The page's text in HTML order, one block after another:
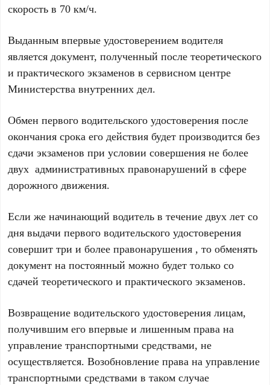
скорость в 70 км/ч.
Выданным впервые удостоверением водителя
является документ, полученный после теоретического
и практического экзаменов в сервисном центре
Министерства внутренних дел.
Обмен первого водительского удостоверения после
окончания срока его действия будет производится без
сдачи экзаменов при условии совершения не более
двух административных правонарушений в сфере
дорожного движения.
Если же начинающий водитель в течение двух лет со
дня выдачи первого водительского удостоверения
совершит три и более правонарушения , то обменять
документ на постоянный можно будет только со
сдачей теоретического и практического экзаменов.
Возвращение водительского удостоверения лицам,
получившим его впервые и лишенным права на
управление транспортными средствами, не
осуществляется. Возобновление права на управление
транспортными средствами в таком случае